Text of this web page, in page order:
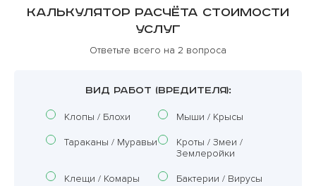
Калькулятор расчёта стоимости
услуг
Ответьте всего на 2 вопроса
ВИД РАБОТ (ВРЕДИТЕЛЯ):
Клопы / Блохи Мыши / Крысы
Тараканы / Муравьи
Кроты / Змеи /
Землеройки
Клещи / Комары Бактерии / Вирусы